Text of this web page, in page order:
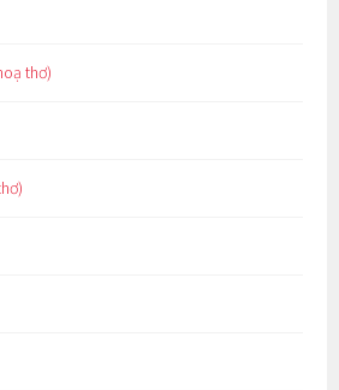
thơ)